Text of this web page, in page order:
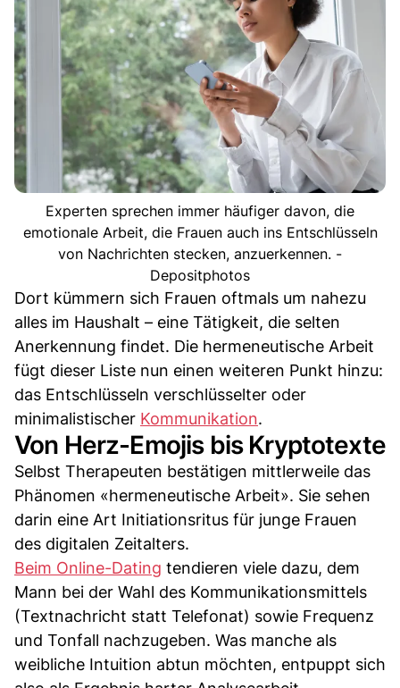
Experten sprechen immer häufiger davon, die
emotionale Arbeit, die Frauen auch ins Entschlüsseln
von Nachrichten stecken, anzuerkennen. -
Depositphotos
Dort kümmern sich Frauen oftmals um nahezu
alles im Haushalt – eine Tätigkeit, die selten
Anerkennung findet. Die hermeneutische Arbeit
fügt dieser Liste nun einen weiteren Punkt hinzu:
das Entschlüsseln verschlüsselter oder
minimalistischer Kommunikation.
Von Herz-Emojis bis Kryptotexte
Selbst Therapeuten bestätigen mittlerweile das
Phänomen «hermeneutische Arbeit». Sie sehen
darin eine Art Initiationsritus für junge Frauen
des digitalen Zeitalters.
Beim Online-Dating tendieren viele dazu, dem
Mann bei der Wahl des Kommunikationsmittels
(Textnachricht statt Telefonat) sowie Frequenz
und Tonfall nachzugeben. Was manche als
weibliche Intuition abtun möchten, entpuppt sich